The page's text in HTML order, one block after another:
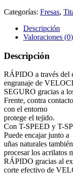
Categorías: Fresas,
Descripción
Valoraciones (0)
Descripción
RÁPIDO a través del
engranaje de
SEGURO gracias a
Frente, contra
con el entorno
protege el tejido.
Con T-SPEED y T-
Puede encajar junto a
uñas naturales
procesar los acrilatos
RÁPIDO gracias al
corte efectivo de